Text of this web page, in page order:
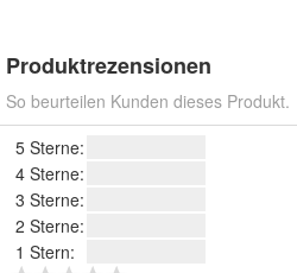
Produktrezensionen
So beurteilen Kunden dieses Produkt.
5 Sterne:
4 Sterne:
3 Sterne:
2 Sterne:
1 Stern: